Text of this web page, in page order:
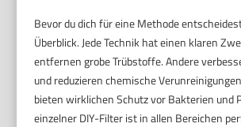
Bevor du dich für eine Methode
Überblick. Jede Technik hat einen klaren
entfernen grobe Trübstoffe. Andere
und reduzieren chemische
bieten wirklichen Schutz vor Bakterien und
einzelner DIY-Filter ist in allen Bereichen